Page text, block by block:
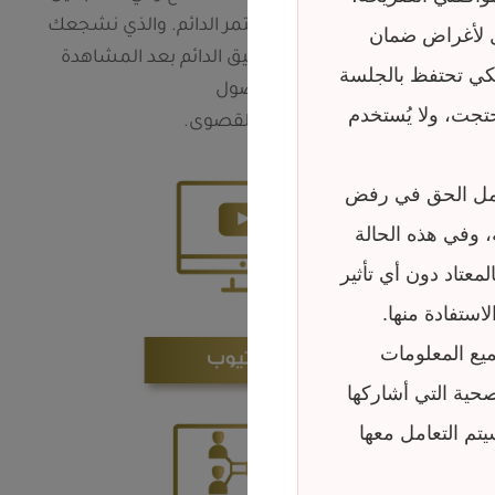
لنحفّزك على التطور المستمر الدائم. والذي نشجعك
على فعله الآن، هو التطبيق الدائم بعد المشاهدة
للوصول
للفائدة القصوى.
لأغراض ضمان
تحتفظ بالجلسة
ولا يُستخدم
الحق في رفض
وفي هذه الحالة
دون أي تأثير
منها.
المعلومات
التي أشاركها
التعامل معها